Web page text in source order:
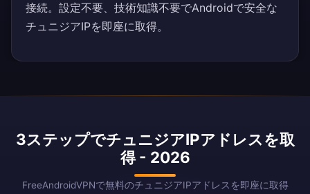
接続。設定不要、技術知識不要でAndroidで安全な
チュニジアIPを即座に取得。
3ステップでチュニジアIPアドレスを取
得 - 2026
FreeAndroidVPNで無料のチュニジアIPアドレスを即座に取得